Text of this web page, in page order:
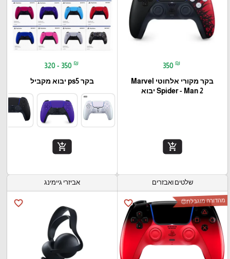
350 ₪
בקר מקורי אלחוטי Marvel
Spider - Man 2 יבוא
add_shopping_cart
320 - 350 ₪
בקר ps5 יבוא מקביל
add_shopping_cart
שלטים ואבזרים
favorite_border מהדורה מוגבלת😍
אביזרי גיימינג
favorite_border